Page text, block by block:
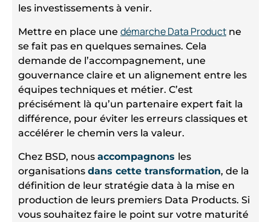
les investissements à venir.
Mettre en place une démarche Data Product ne
se fait pas en quelques semaines. Cela
demande de l’accompagnement, une
gouvernance claire et un alignement entre les
équipes techniques et métier. C’est
précisément là qu’un partenaire expert fait la
différence, pour éviter les erreurs classiques et
accélérer le chemin vers la valeur.
Chez BSD, nous accompagnons les
organisations dans cette transformation, de la
définition de leur stratégie data à la mise en
production de leurs premiers Data Products. Si
vous souhaitez faire le point sur votre maturité